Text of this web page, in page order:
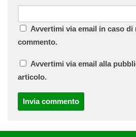
Avvertimi via email in caso di
commento.
Avvertimi via email alla
articolo.